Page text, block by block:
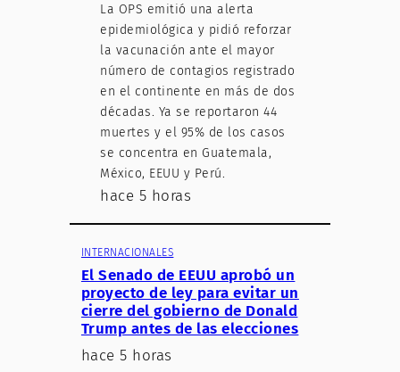
La OPS emitió una alerta
epidemiológica y pidió reforzar
la vacunación ante el mayor
número de contagios registrado
en el continente en más de dos
décadas. Ya se reportaron 44
muertes y el 95% de los casos
se concentra en Guatemala,
México, EEUU y Perú.
hace 5 horas
INTERNACIONALES
El Senado de EEUU aprobó un
proyecto de ley para evitar un
cierre del gobierno de Donald
Trump antes de las elecciones
hace 5 horas